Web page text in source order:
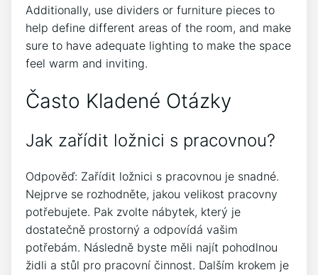
Additionally, use dividers or furniture pieces to
help define different areas of the room, and make
sure to have adequate lighting to make the space
feel warm and inviting.
Často Kladené Otázky
Jak zařídit ložnici s pracovnou?
Odpověď: Zařídit ložnici s pracovnou je snadné.
Nejprve se rozhodněte, jakou velikost pracovny
potřebujete. Pak zvolte nábytek, který je
dostatečně prostorný a odpovídá vašim
potřebám. Následně byste měli najít pohodlnou
židli a stůl pro pracovní činnost. Dalším krokem je